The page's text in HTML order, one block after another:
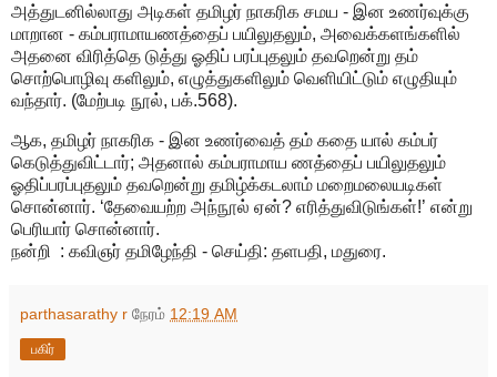
அத்துடனில்லாது அடிகள் தமிழர் நாகரிக சமய - இன உணர்வுக்கு
மாறான - கம்பராமாயணத்தைப் பயிலுதலும், அவைக்களங்களில்
அதனை விரித்தெ டுத்து ஓதிப் பரப்புதலும் தவறென்று தம்
சொற்பொழிவு களிலும், எழுத்துகளிலும் வெளியிட்டும் எழுதியும்
வந்தார். (மேற்படி நூல், பக்.568).
ஆக, தமிழர் நாகரிக - இன உணர்வைத் தம் கதை யால் கம்பர்
கெடுத்துவிட்டார்; அதனால் கம்பராமாய ணத்தைப் பயிலுதலும்
ஓதிப்பரப்புதலும் தவறென்று தமிழ்க்கடலாம் மறைமலையடிகள்
சொன்னார். ‘தேவையற்ற அந்நூல் ஏன்? எரித்துவிடுங்கள்!’ என்று
பெரியார் சொன்னார்.
நன்றி : கவிஞர் தமிழேந்தி - செய்தி: தளபதி, மதுரை.
parthasarathy r நேரம் 12:19 AM
பகிர்